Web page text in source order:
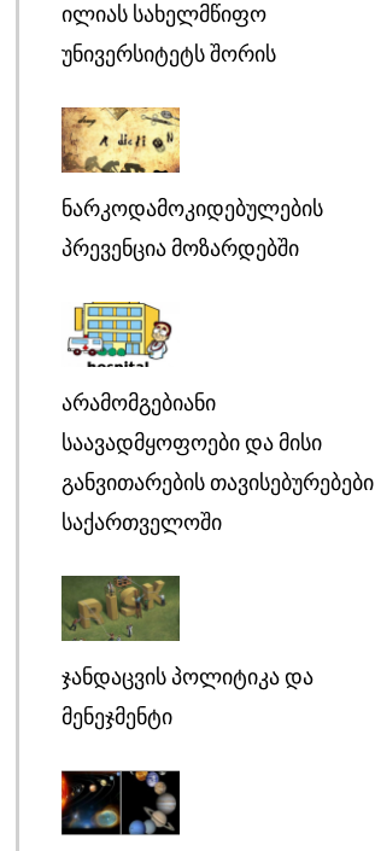
ᲘᲚᲘᲐᲡ ᲡᲐᲮᲔᲚᲛᲬᲘᲤᲝ
ᲣᲜᲘᲕᲔᲠᲡᲘᲢᲔᲢᲡ ᲨᲝᲠᲘᲡ
ᲜᲐᲠᲙᲝᲓᲐᲛᲝᲙᲘᲓᲔᲑᲣᲚᲔᲑᲘᲡ
ᲞᲠᲔᲕᲔᲜᲪᲘᲐ ᲛᲝᲖᲐᲠᲓᲔᲑᲨᲘ
ᲐᲠᲐᲛᲝᲛᲒᲔᲑᲘᲐᲜᲘ
ᲡᲐᲐᲕᲐᲓᲛᲧᲝᲤᲝᲔᲑᲘ ᲓᲐ ᲛᲘᲡᲘ
ᲒᲐᲜᲕᲘᲗᲐᲠᲔᲑᲘᲡ ᲗᲐᲕᲘᲡᲔᲑᲣᲠᲔᲑᲔᲑᲘ
ᲡᲐᲥᲐᲠᲗᲕᲔᲚᲝᲨᲘ
ᲯᲐᲜᲓᲐᲪᲕᲘᲡ ᲞᲝᲚᲘᲢᲘᲙᲐ ᲓᲐ
ᲛᲔᲜᲔᲯᲛᲔᲜᲢᲘ